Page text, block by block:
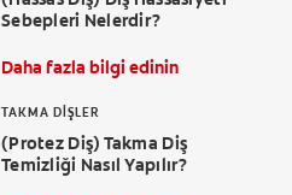
Sebepleri Nelerdir?
Daha fazla bilgi edinin
TAKMA DIŞLER
(Protez Diş) Takma Diş
Temizliği Nasıl Yapılır?